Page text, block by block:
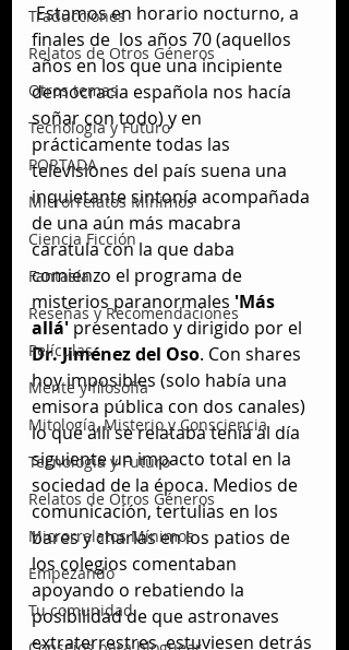
Traducciones
Relatos de Otros Géneros
Otros temas
Tecnología y Futuro
PORTADA
Microrrelatos Mínimos
Ciencia Ficción
Fantasía
Reseñas y Recomendaciones
Películas
Mente y filosofía
Mitología, Misterio y Consciencia
Tecnología y Futuro
Relatos de Otros Géneros
Microrrelatos Mínimos
Empezando
Tu comunidad
Estamos en horario nocturno, a
finales de  los años 70 (aquellos
años en los que una incipiente
democracia española nos hacía
soñar con todo) y en
prácticamente todas las
televisiones del país suena una
inquietante sintonía acompañada
de una aún más macabra
caratula con la que daba
comienzo el programa de
misterios paranormales 'Más
allá' presentado y dirigido por el
Dr. Jiménez del Oso. Con shares
hoy imposibles (solo había una
emisora pública con dos canales)
lo que allí se relataba tenía al día
siguiente un impacto total en la
sociedad de la época. Medios de
comunicación, tertulias en los
bares y charlas en los patios de
los colegios comentaban
apoyando o rebatiendo la
posibilidad de que astronaves
extraterrestres  estuviesen detrás